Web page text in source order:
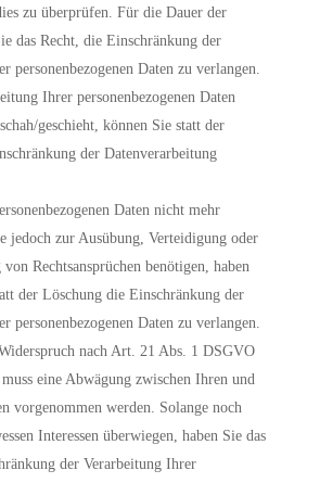
zu überprüfen. Für die Dauer der
das Recht, die Einschränkung der
personenbezogenen Daten zu verlangen.
Ihrer personenbezogenen Daten
geschieht, können Sie statt der
der Datenverarbeitung
Daten nicht mehr
jedoch zur Ausübung, Verteidigung oder
Rechtsansprüchen benötigen, haben
der Löschung die Einschränkung der
personenbezogenen Daten zu verlangen.
nach Art. 21 Abs. 1 DSGVO
eine Abwägung zwischen Ihren und
vorgenommen werden. Solange noch
Interessen überwiegen, haben Sie das
der Verarbeitung Ihrer